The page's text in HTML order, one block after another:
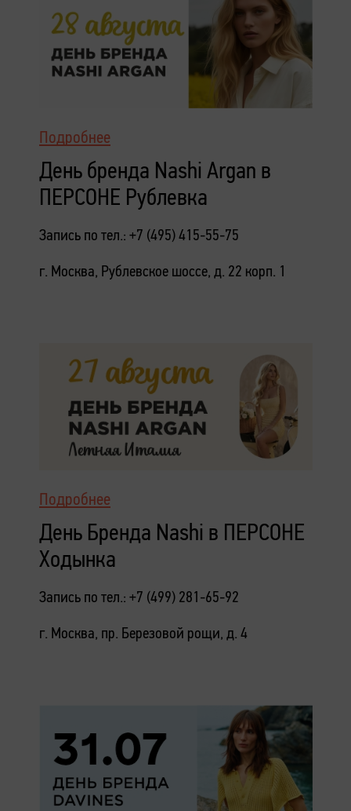
Подробнее
День бренда Nashi Argan в
ПЕРСОНЕ Рублевка
Запись по тел.: +7 (495) 415-55-75
г. Москва, Рублевское шоссе, д. 22 корп. 1
Подробнее
День Бренда Nashi в ПЕРСОНЕ
Ходынка
Запись по тел.: +7 (499) 281-65-92
г. Москва, пр. Березовой рощи, д. 4